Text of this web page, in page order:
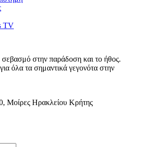
TV
σεβασμό στην παράδοση και το ήθος.
όλα τα σημαντικά γεγονότα στην
Μοίρες Ηρακλείου Κρήτης